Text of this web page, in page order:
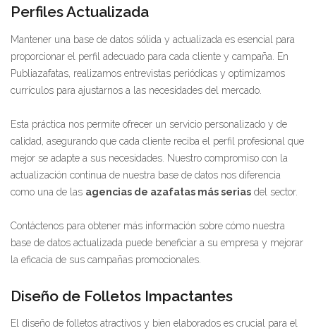
Perfiles Actualizada
Mantener una base de datos sólida y actualizada es esencial para
proporcionar el perfil adecuado para cada cliente y campaña. En
Publiazafatas, realizamos entrevistas periódicas y optimizamos
currículos para ajustarnos a las necesidades del mercado.
Esta práctica nos permite ofrecer un servicio personalizado y de
calidad, asegurando que cada cliente reciba el perfil profesional que
mejor se adapte a sus necesidades. Nuestro compromiso con la
actualización continua de nuestra base de datos nos diferencia
como una de las agencias de azafatas más serias del sector.
Contáctenos para obtener más información sobre cómo nuestra
base de datos actualizada puede beneficiar a su empresa y mejorar
la eficacia de sus campañas promocionales.
Diseño de Folletos Impactantes
El diseño de folletos atractivos y bien elaborados es crucial para el